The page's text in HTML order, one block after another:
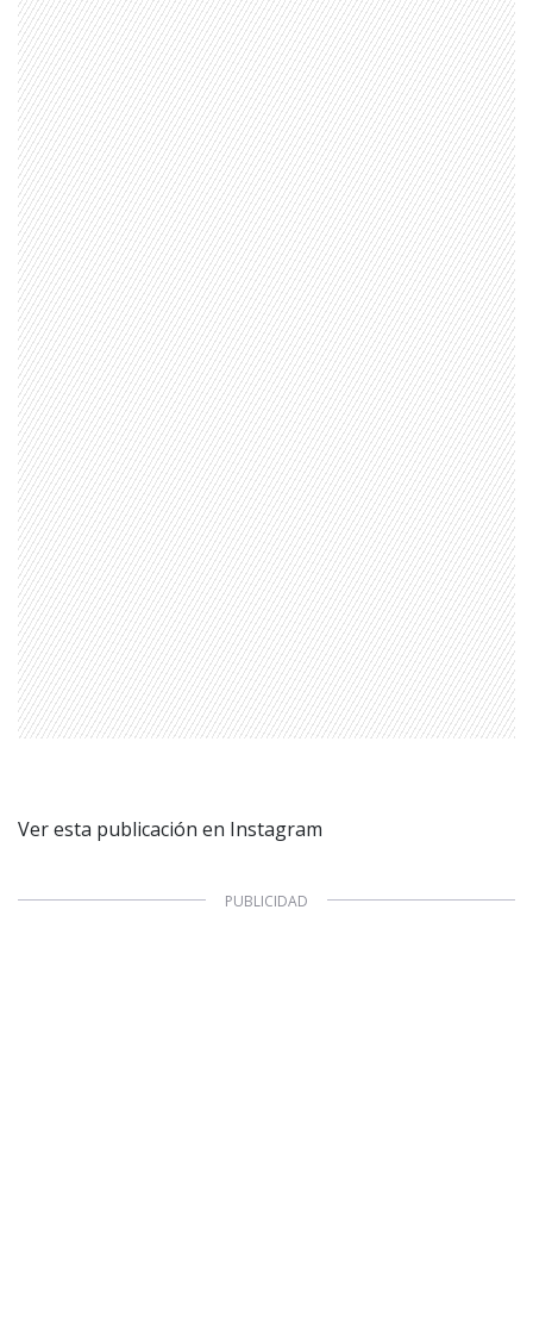
Ver esta publicación en Instagram
1997 — 2026
© PRISA MEDIA CORP SPA.
Producción musical Cadena Ser, España 2026.
CONTACTO COMERCIAL
Aviso legal
Política de privacidad|Política de Cookies
Configuración de Cookies
Valores Pautas publicitarias Presidenciales 2025